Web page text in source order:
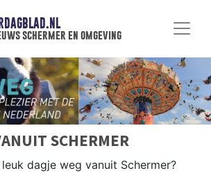
schermer en omgeving
SCHERMER
dagje weg vanuit Schermer?